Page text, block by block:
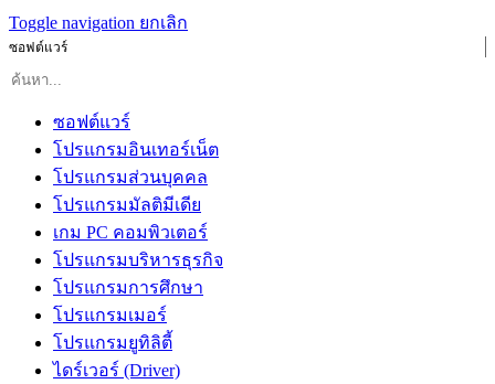
Toggle navigation ยกเลิก
ซอฟต์แวร์
ซอฟต์แวร์
โปรแกรมอินเทอร์เน็ต
โปรแกรมส่วนบุคคล
โปรแกรมมัลติมีเดีย
เกม PC คอมพิวเตอร์
โปรแกรมบริหารธุรกิจ
โปรแกรมการศึกษา
โปรแกรมเมอร์
โปรแกรมยูทิลิตี้
ไดร์เวอร์ (Driver)